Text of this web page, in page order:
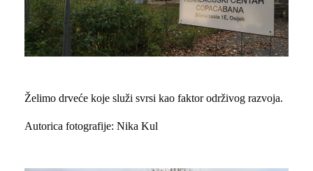
Želimo drveće koje služi svrsi kao faktor održivog razvoja.
Autorica fotografije: Nika Kul